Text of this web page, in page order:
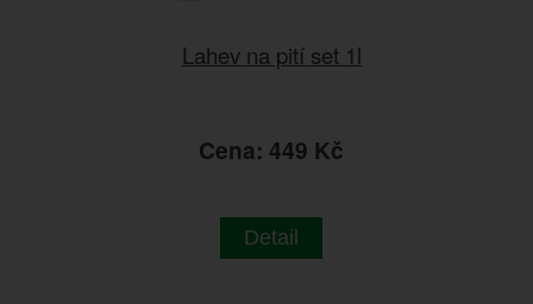
Lahev na pití set 1l
Cena: 449 Kč
Detail